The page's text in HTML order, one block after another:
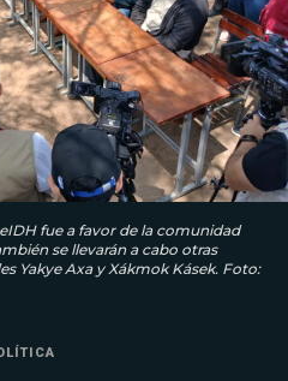
fue a favor de la comunidad
se llevarán a cabo otras
Yakye Axa y Xákmok Kásek. Foto: